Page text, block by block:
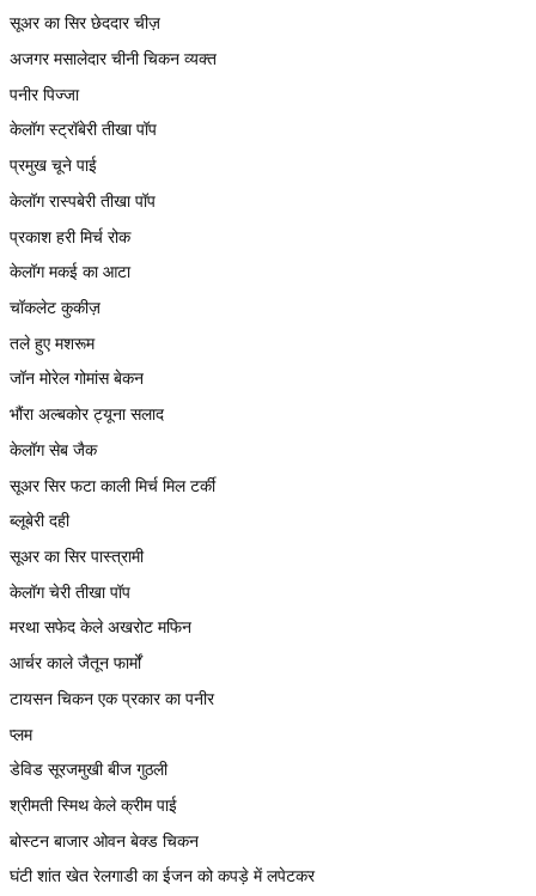
सूअर का सिर छेददार चीज़
अजगर मसालेदार चीनी चिकन व्यक्त
पनीर पिज्जा
केलॉग स्ट्रॉबेरी तीखा पॉप
प्रमुख चूने पाई
केलॉग रास्पबेरी तीखा पॉप
प्रकाश हरी मिर्च रोक
केलॉग मकई का आटा
चॉकलेट कुकीज़
तले हुए मशरूम
जॉन मोरेल गोमांस बेकन
भौंरा अल्बकोर ट्यूना सलाद
केलॉग सेब जैक
सूअर सिर फटा काली मिर्च मिल टर्की
ब्लूबेरी दही
सूअर का सिर पास्त्रामी
केलॉग चेरी तीखा पॉप
मरथा सफेद केले अखरोट मफिन
आर्चर काले जैतून फार्मों
टायसन चिकन एक प्रकार का पनीर
प्लम
डेविड सूरजमुखी बीज गुठली
श्रीमती स्मिथ केले क्रीम पाई
बोस्टन बाजार ओवन बेक्ड चिकन
घंटी शांत खेत रेलगाडी का ईजन को कपड़े में लपेटकर